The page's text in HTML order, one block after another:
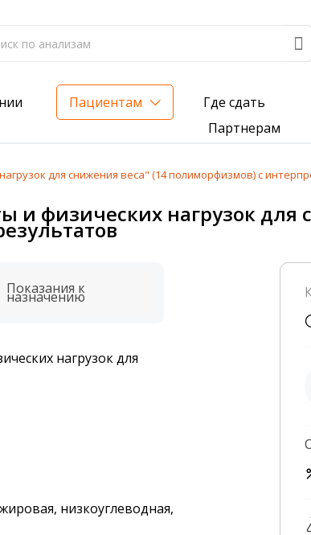
Пациентам
Где сдать
Партнерам
витамины — всего 3 999 ₽
для снижения веса" (14 полиморфизмов) с
физических нагрузок для
Показания к
назначению
нагрузок для
низкоуглеводная,